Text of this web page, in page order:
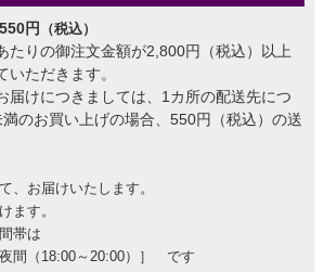
円 （税込）
たりの御注文金額が2,800円（税込）以上
ただきます。
届けにつきましては、1カ所の配送先につ
のお買い上げの場合、550円（税込）の送
、お届けいたします。
ます。
帯は
夜間（18:00～20:00）］ です